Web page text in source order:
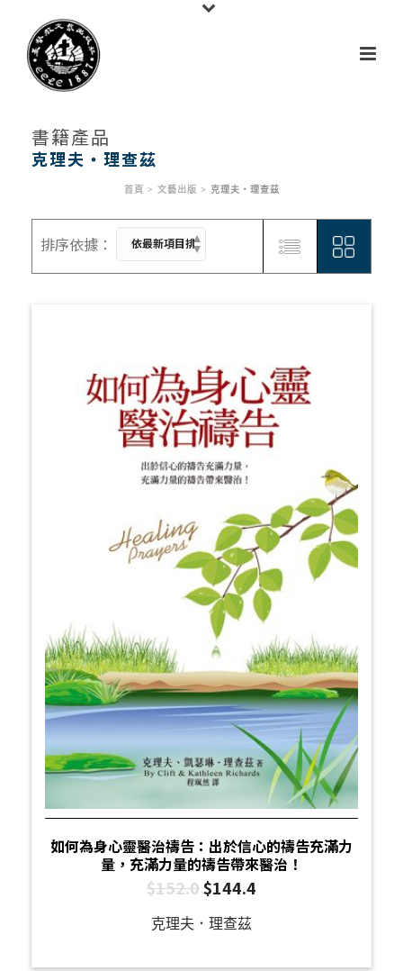
書籍產品
首頁 > 文藝出版 > 克理夫‧理查茲
克理夫‧理查茲
如何為身心靈醫治禱告：出於信心的禱告充滿力
量，充滿力量的禱告帶來醫治！
$152.0$144.4
克理夫．理查茲